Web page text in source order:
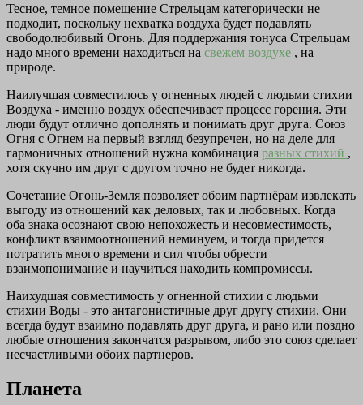
Тесное, темное помещение Стрельцам категорически не
подходит, поскольку нехватка воздуха будет подавлять
свободолюбивый Огонь. Для поддержания тонуса Стрельцам
надо много времени находиться на свежем воздухе , на
природе.
Наилучшая совместилось у огненных людей с людьми стихии
Воздуха - именно воздух обеспечивает процесс горения. Эти
люди будут отлично дополнять и понимать друг друга. Союз
Огня с Огнем на первый взгляд безупречен, но на деле для
гармоничных отношений нужна комбинация разных стихий ,
хотя скучно им друг с другом точно не будет никогда.
Сочетание Огонь-Земля позволяет обоим партнёрам извлекать
выгоду из отношений как деловых, так и любовных. Когда
оба знака осознают свою непохожесть и несовместимость,
конфликт взаимоотношений неминуем, и тогда придется
потратить много времени и сил чтобы обрести
взаимопонимание и научиться находить компромиссы.
Наихудшая совместимость у огненной стихии с людьми
стихии Воды - это антагонистичные друг другу стихии. Они
всегда будут взаимно подавлять друг друга, и рано или поздно
любые отношения закончатся разрывом, либо это союз сделает
несчастливыми обоих партнеров.
Планета